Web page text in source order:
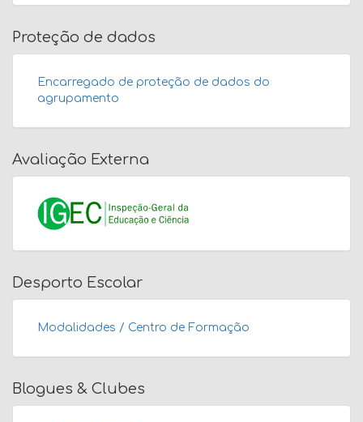
Proteção de dados
Encarregado de proteção de dados do
agrupamento
Avaliação Externa
Desporto Escolar
Modalidades / Centro de Formação
Blogues & Clubes